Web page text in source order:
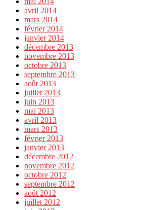
avril 2014
mars 2014
février 2014
janvier 2014
décembre 2013
novembre 2013
octobre 2013
septembre 2013
août 2013
juillet 2013
juin 2013
mai 2013
avril 2013
mars 2013
février 2013
janvier 2013
décembre 2012
novembre 2012
octobre 2012
septembre 2012
août 2012
juillet 2012